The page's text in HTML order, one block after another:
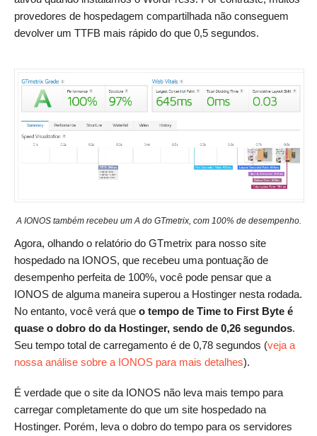
provedores de hospedagem compartilhada não conseguem
devolver um TTFB mais rápido do que 0,5 segundos.
A IONOS também recebeu um A do GTmetrix, com 100% de desempenho.
Agora, olhando o relatório do GTmetrix para nosso site
hospedado na IONOS, que recebeu uma pontuação de
desempenho perfeita de 100%, você pode pensar que a
IONOS de alguma maneira superou a Hostinger nesta rodada.
No entanto, você verá que o tempo de Time to First Byte é
quase o dobro do da Hostinger, sendo de 0,26 segundos.
Seu tempo total de carregamento é de 0,78 segundos (veja a
nossa análise sobre a IONOS para mais detalhes).
É verdade que o site da IONOS não leva mais tempo para
carregar completamente do que um site hospedado na
Hostinger. Porém, leva o dobro do tempo para os servidores